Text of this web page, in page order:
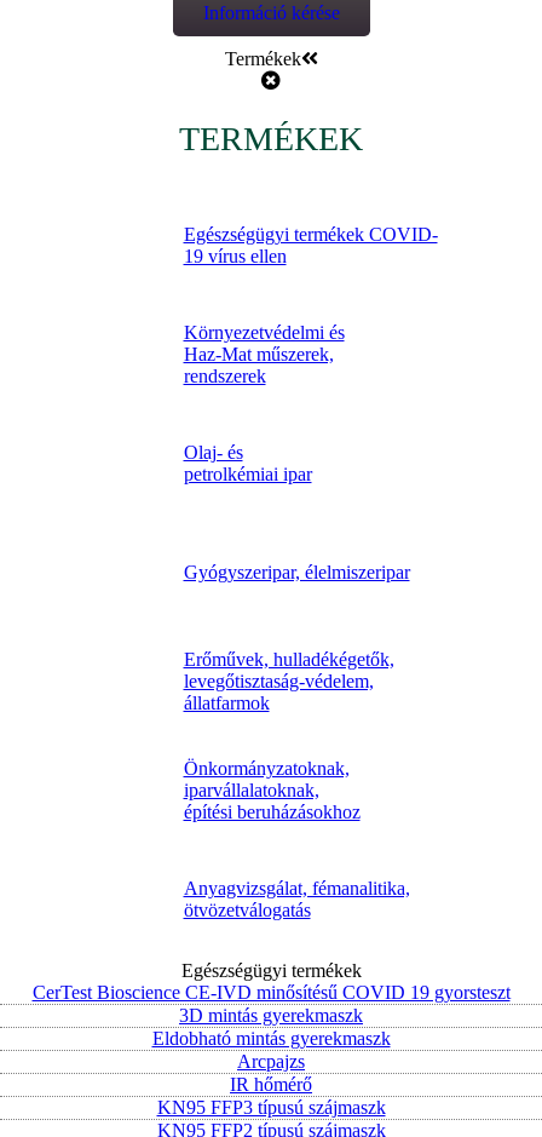
Információ kérése
Termékek
TERMÉKEK
Egészségügyi termékek COVID-
19 vírus ellen
Környezetvédelmi és
Haz-Mat műszerek,
rendszerek
Olaj- és
petrolkémiai ipar
Gyógyszeripar, élelmiszeripar
Erőművek, hulladékégetők,
levegőtisztaság-védelem,
állatfarmok
Önkormányzatoknak,
iparvállalatoknak,
építési beruházásokhoz
Anyagvizsgálat, fémanalitika,
ötvözetválogatás
Egészségügyi termékek
CerTest Bioscience CE-IVD minősítésű COVID 19 gyorsteszt
3D mintás gyerekmaszk
Eldobható mintás gyerekmaszk
Arcpajzs
IR hőmérő
KN95 FFP3 típusú szájmaszk
KN95 FFP2 típusú szájmaszk